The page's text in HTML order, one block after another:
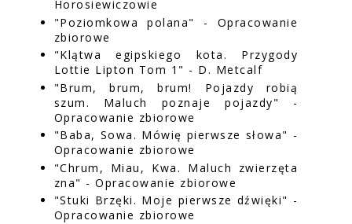
Horosiewiczowie
"Poziomkowa polana" - Opracowanie
zbiorowe
"Klątwa egipskiego kota. Przygody
Lottie Lipton Tom 1" - D. Metcalf
"Brum, brum, brum! Pojazdy robią
szum. Maluch poznaje pojazdy" -
Opracowanie zbiorowe
"Baba, Sowa. Mówię pierwsze słowa" -
Opracowanie zbiorowe
"Chrum, Miau, Kwa. Maluch zwierzęta
zna" - Opracowanie zbiorowe
"Stuki Brzęki. Moje pierwsze dźwięki" -
Opracowanie zbiorowe